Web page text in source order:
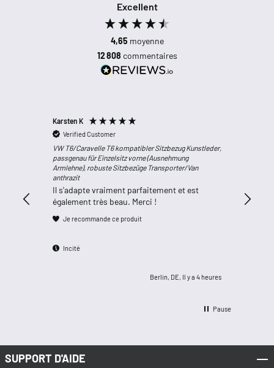
Excellent
4,65 moyenne
12 808 commentaires
Karsten K
Verified Customer
VW T6/Caravelle T6 kompatibler Sitzbezug Kunstleder,
passgenau für Einzelsitz vorne (Ausnehmung
Armlehne), robuste Sitzbezüge Transporter/Van
anthrazit
Il s'adapte vraiment parfaitement et est
également très beau. Merci !
Je recommande ce produit
Incité
Berlin, DE, Il y a 4 heures
Pause
SUPPORT D'AIDE